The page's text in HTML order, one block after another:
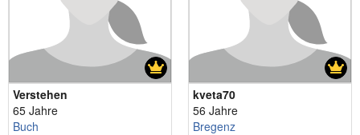
Verstehen
65 Jahre
Buch
kveta70
56 Jahre
Bregenz